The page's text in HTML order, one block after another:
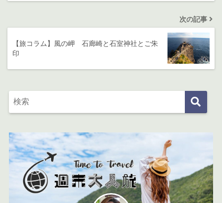
次の記事
【旅コラム】風の岬 石廊崎と石室神社とご朱
印